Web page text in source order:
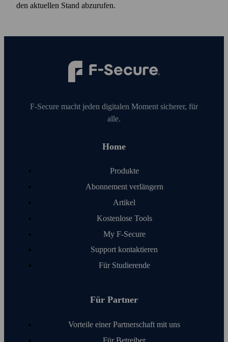
den aktuellen Stand abzurufen.
F‑Secure macht jeden digitalen Moment sicherer, für
alle.
Home
Produkte
Abonnement verlängern
Artikel
Kosten­lose Tools
My F‑Secure
Support kontaktieren
Für Studierende
Für Partner
Vorteile einer Partnerschaft mit uns
Für Betreiber